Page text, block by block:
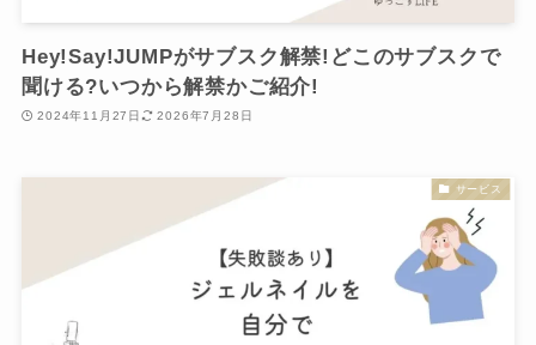
Hey!Say!JUMPがサブスク解禁!どこのサブスクで
聞ける?いつから解禁かご紹介!
2024年11月27日 2026年7月28日
サービス